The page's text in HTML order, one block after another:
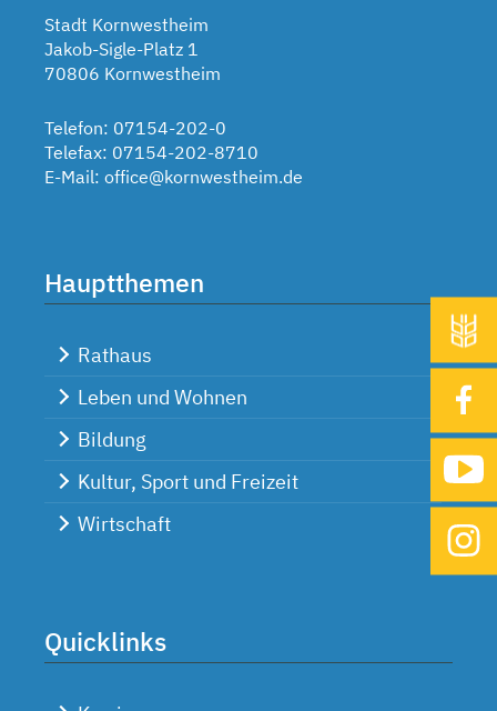
Stadt Kornwestheim
Jakob-Sigle-Platz 1
70806 Kornwestheim
Telefon: 07154-202-0
Telefax: 07154-202-8710
E-Mail: office@kornwestheim.de
Hauptthemen
Rathaus
Leben und Wohnen
Bildung
Kultur, Sport und Freizeit
Wirtschaft
Quicklinks